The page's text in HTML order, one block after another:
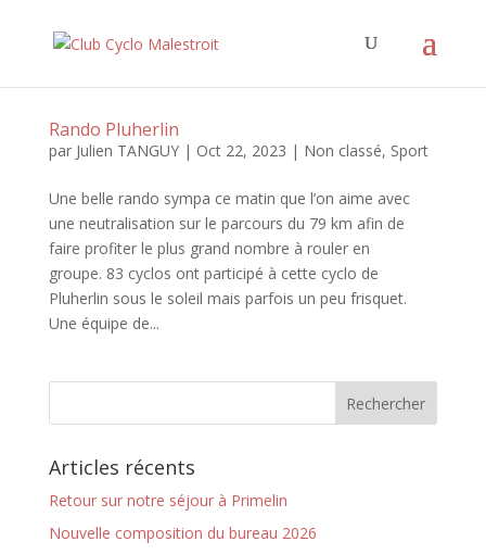
Rando Pluherlin
par Julien TANGUY| Oct 22, 2023 | Non classé, Sport
Une belle rando sympa ce matin que l’on aime avec
une neutralisation sur le parcours du 79 km afin de
faire profiter le plus grand nombre à rouler en
groupe. 83 cyclos ont participé à cette cyclo de
Pluherlin sous le soleil mais parfois un peu frisquet.
Une équipe de...
Articles récents
Retour sur notre séjour à Primelin
Nouvelle composition du bureau 2026